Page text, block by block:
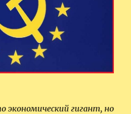
экономический гигант, но